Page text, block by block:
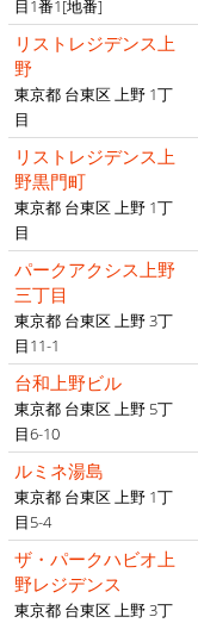
目1番1[地番]
リストレジデンス上
野
東京都 台東区 上野 1丁
目
リストレジデンス上
野黒門町
東京都 台東区 上野 1丁
目
パークアクシス上野
三丁目
東京都 台東区 上野 3丁
目11-1
台和上野ビル
東京都 台東区 上野 5丁
目6-10
ルミネ湯島
東京都 台東区 上野 1丁
目5-4
ザ・パークハビオ上
野レジデンス
東京都 台東区 上野 3丁